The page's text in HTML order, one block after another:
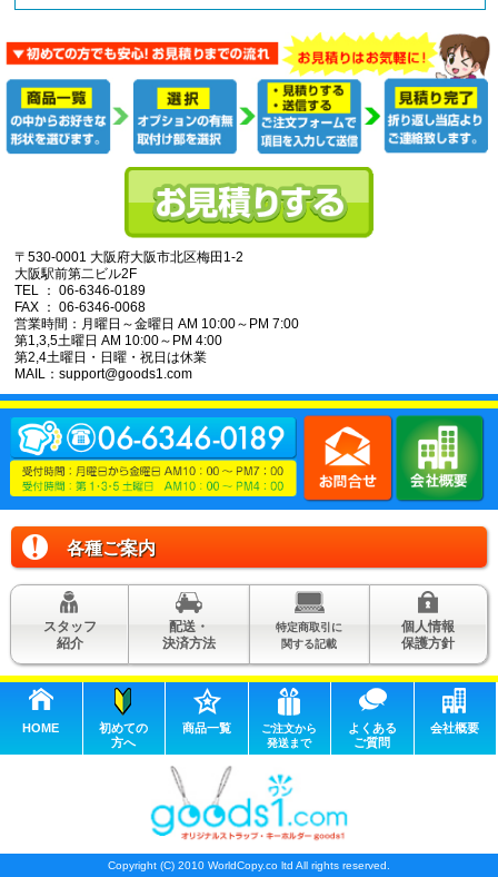
〒530-0001 大阪府大阪市北区梅田1-2
大阪駅前第二ビル2F
TEL ： 06-6346-0189
FAX ： 06-6346-0068
営業時間：月曜日～金曜日 AM 10:00～PM 7:00
第1,3,5土曜日 AM 10:00～PM 4:00
第2,4土曜日・日曜・祝日は休業
MAIL：support@goods1.com
各種ご案内
スタッフ
紹介
配送・
決済方法
特定商取引に
関する記載
個人情報
保護方針
HOME
初めての
方へ
商品一覧
ご注文から
発送まで
よくある
ご質問
会社概要
Copyright (C) 2010 WorldCopy.co ltd All rights reserved.